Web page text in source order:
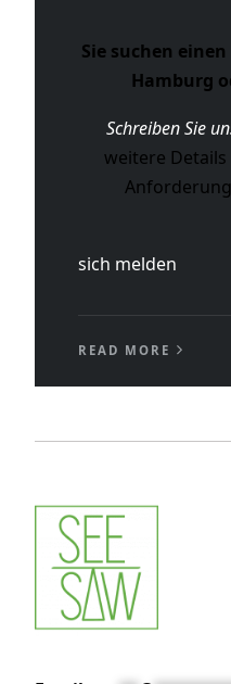
Sie suchen
Hamburg
Schreiben Sie
weitere
sich melden
READ MORE